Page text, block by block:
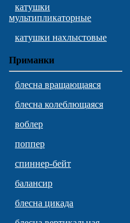
катушки
мультипликаторные
катушки нахлыстовые
Приманки
блесна вращающаяся
блесна колеблющаяся
воблер
поппер
спиннер-бейт
балансир
блесна цикада